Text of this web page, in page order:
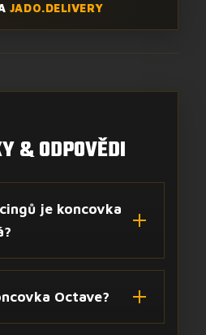
JADO.DELIVERY
& ODPOVĚDI
je koncovka
Octave?